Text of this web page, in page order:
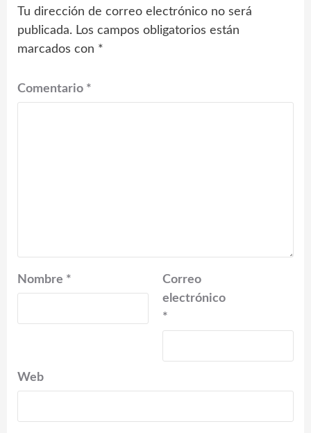
Tu dirección de correo electrónico no será
publicada. Los campos obligatorios están
marcados con *
Comentario *
Nombre *
Correo
electrónico
*
Web